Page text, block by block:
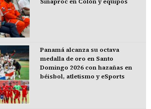
Panamá alcanza su octava
medalla de oro en Santo
Domingo 2026 con hazañas en
béisbol, atletismo y eSports